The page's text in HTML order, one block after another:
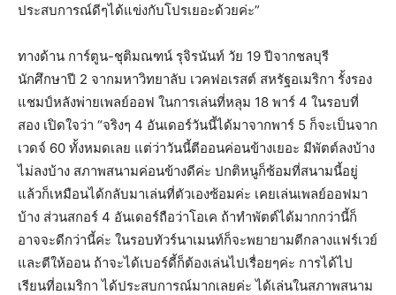
ประสบการณ์ดีๆได้แข่งกับโปรเยอะด้วยค่ะ”
ทางด้าน การ์ตูน-ชุติมณฑน์ รุจิรนันท์ วัย 19 ปีจากชลบุรี
นักศึกษาปี 2 จากมหาวิทยาลับ เวคฟอเรสต์ สหรัฐอเมริกา รั้งรอง
แชมป์หลังพ่ายเพลย์ออฟ ในการเล่นที่หลุม 18 พาร์ 4 ในรอบที่
สอง เปิดใจว่า “จริงๆ 4 อันเดอร์วันนี้ได้มาจากพาร์ 5 ก็จะเป็นจาก
เวดจ์ 60 ทั้งหมดเลย แต่ว่าวันนี้ตีออนค่อนข้างเยอะ มีพัตต์ลงบ้าง
ไม่ลงบ้าง สภาพสนามค่อนข้างดีค่ะ ปกติหนูก็ซ้อมที่สนามนี้อยู่
แล้วก็เหมือนได้กลับมาเล่นที่ตัวเองซ้อมค่ะ เคยเล่นเพลย์ออฟมา
บ้าง ส่วนสกอร์ 4 อันเดอร์ถือว่าโอเค ถ้าทำพัตต์ได้มากกว่านี้ก็
อาจจะดีกว่านี้ค่ะ ในรอบทัวร์นาเมนท์ก็จะพยายามตีกลางแฟร์เวย์
และตีให้ออน ถ้าจะได้เบอร์ดี้ก็ต้องเล่นไปเรื่อยๆค่ะ การได้ไป
เรียนที่อเมริกา ได้ประสบการณ์มากเลยค่ะ ได้เล่นในสภาพสนาม